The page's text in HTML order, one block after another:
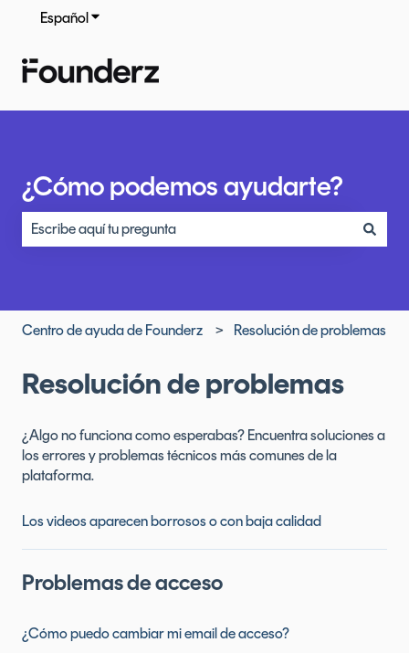
EspañolTraducciones de Mostrar submenú de
¿Cómo podemos ayudarte?
Centro de ayuda de Founderz Resolución de problemas
Resolución de problemas
¿Algo no funciona como esperabas? Encuentra soluciones a
los errores y problemas técnicos más comunes de la
plataforma.
Los videos aparecen borrosos o con baja calidad
Problemas de acceso
¿Cómo puedo cambiar mi email de acceso?